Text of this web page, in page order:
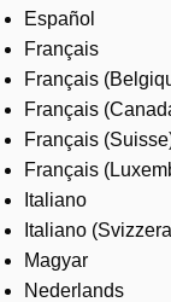
Español
Français
Français
Français
Français
Français
Italiano
Italiano
Magyar
Nederlands